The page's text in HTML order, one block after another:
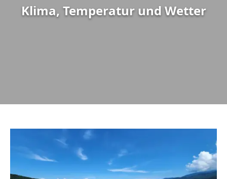
Klima, Temperatur und Wetter
Brasilien liegt größtenteils auf der
Südhalbkugel
, wodurch die Jahreszeiten im
Vergleich zu Europa umgekehrt sind. Die beste